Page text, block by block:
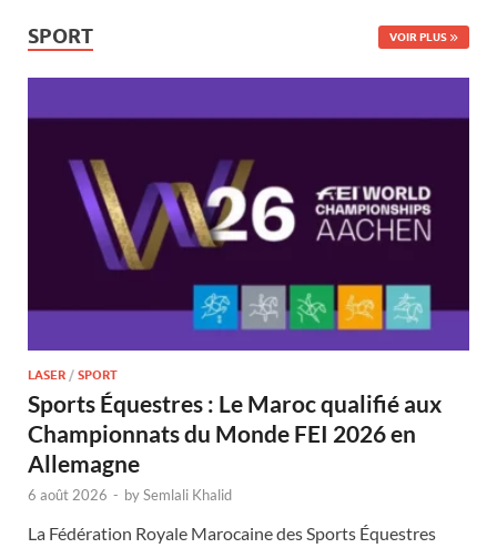
SPORT VOIR PLUS
LASER / SPORT
Sports Équestres : Le Maroc qualifié aux
Championnats du Monde FEI 2026 en
Allemagne
6 août 2026 - bySemlali Khalid
La Fédération Royale Marocaine des Sports Équestres